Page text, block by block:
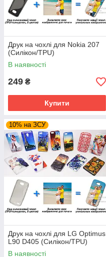
Друк на чохлі для Nokia 207
(Силікон/TPU)
В наявності
249 ₴
Купити
10% на ЗСУ
Друк на чохлі для LG Optimus
L90 D405 (Силікон/TPU)
В наявності